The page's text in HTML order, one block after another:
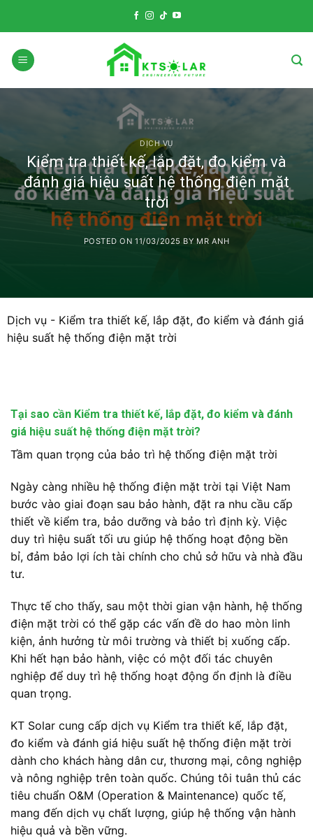
DỊCH VỤ
Kiểm tra thiết kế, lắp đặt, đo kiểm và
đánh giá hiệu suất hệ thống điện mặt
trời
POSTED ON11/03/2025 BY MR ANH
Dịch vụ - Kiểm tra thiết kế, lắp đặt, đo kiểm và đánh giá
hiệu suất hệ thống điện mặt trời
Tại sao cần Kiểm tra thiết kế, lắp đặt, đo kiểm và đánh
giá hiệu suất hệ thống điện mặt trời?
Tầm quan trọng của bảo trì hệ thống điện mặt trời
Ngày càng nhiều hệ thống điện mặt trời tại Việt Nam
bước vào giai đoạn sau bảo hành, đặt ra nhu cầu cấp
thiết về kiểm tra, bảo dưỡng và bảo trì định kỳ. Việc
duy trì hiệu suất tối ưu giúp hệ thống hoạt động bền
bỉ, đảm bảo lợi ích tài chính cho chủ sở hữu và nhà đầu
tư.
Thực tế cho thấy, sau một thời gian vận hành, hệ thống
điện mặt trời có thể gặp các vấn đề do hao mòn linh
kiện, ảnh hưởng từ môi trường và thiết bị xuống cấp.
Khi hết hạn bảo hành, việc có một đối tác chuyên
nghiệp để duy trì hệ thống hoạt động ổn định là điều
quan trọng.
KT Solar cung cấp dịch vụ Kiểm tra thiết kế, lắp đặt,
đo kiểm và đánh giá hiệu suất hệ thống điện mặt trời
dành cho khách hàng dân cư, thương mại, công nghiệp
và nông nghiệp trên toàn quốc. Chúng tôi tuân thủ các
tiêu chuẩn O&M (Operation & Maintenance) quốc tế,
mang đến dịch vụ chất lượng, giúp hệ thống vận hành
hiệu quả và bền vững.